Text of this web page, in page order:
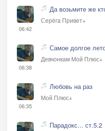
06:42
Да возьмите же
Серёга Привет+
06:38
Самое долгое
Девчонкам Мой Плюс+
06:35
Любовь на раз
Мой Плюс+
Парадокс... ст.5.2